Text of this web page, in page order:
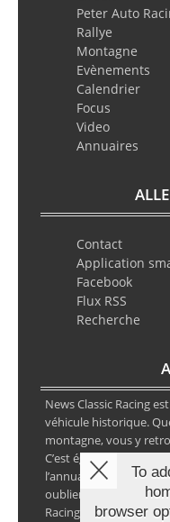
Peter Auto
Rallye
Montagne
Evènements
Calendrier
Focus
Video
Annuaires
Contact
Application
Facebook
Flux RSS
Recherche
News Classic Racing
véhicule historique.
montagne, vous y
C’est également le
l’annuaire des
oublier les petites
Racing Annonces.
To
browser